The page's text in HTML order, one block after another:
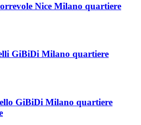
Nice Milano quartiere
GiBiDi Milano quartiere
GiBiDi Milano quartiere